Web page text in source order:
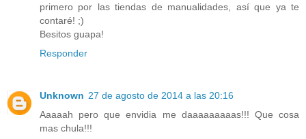
primero por las tiendas de manualidades, así que ya te
contaré! ;)
Besitos guapa!
Responder
Unknown 27 de agosto de 2014 a las 20:16
Aaaaah pero que envidia me daaaaaaaaas!!! Que cosa
mas chula!!!